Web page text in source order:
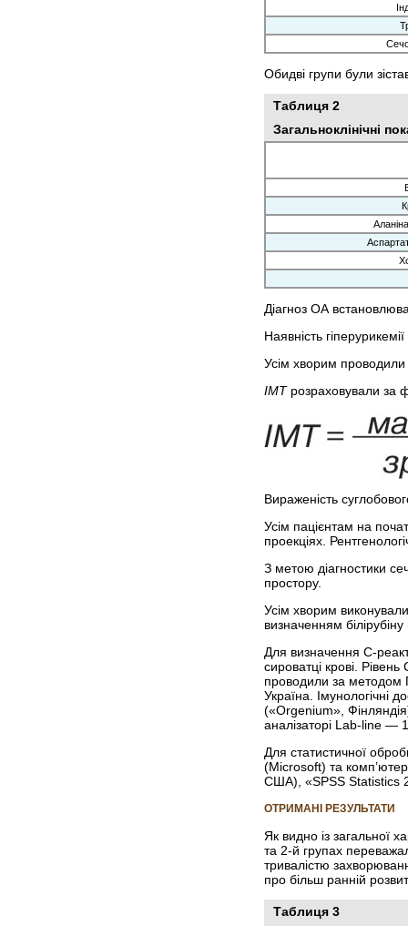
Обидві групи були
Таблиця 2
Загальноклінічні
Діагноз ОА
Наявність
Усім хворим проводили
ІМТрозраховували за
Вираженість
Усім пацієнтам на
проекціях.
З метою діагностики
простору.
Усім хворим виконували
визначенням
Для визначення С-
сироватці крові.
проводили за методом
Україна. Імунологічні
(«Orgenium»,
аналізаторі Lab-line —
Для статистичної
(Microsoft) та
США), «SPSS Statistics
ОТРИМАНІ РЕЗУЛЬТАТИ
Як видно із загальної
та 2-й групах
тривалістю
про більш ранній
Таблиця 3